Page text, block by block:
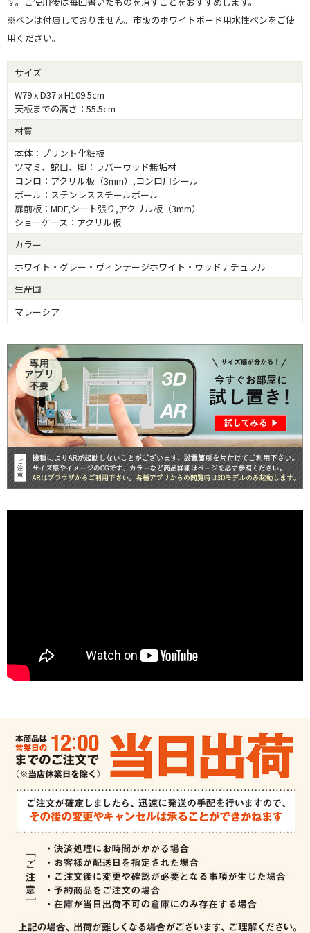
※ペンは付属しておりません。市販のホワイトボード用水性ペンをご使
用ください。
サイズ
W79 x D37 x H109.5cm
天板までの高さ：55.5cm
材質
本体：プリント化粧板
ツマミ、蛇口、脚：ラバーウッド無垢材
コンロ：アクリル板（3mm）,コンロ用シール
ボール：ステンレススチールボール
扉前板：MDF,シート張り,アクリル板（3mm）
ショーケース：アクリル板
カラー
ホワイト・グレー・ヴィンテージホワイト・ウッドナチュラル
生産国
マレーシア